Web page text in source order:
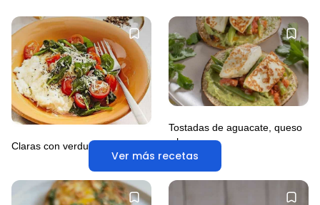
Ver más recetas
Claras con verduras
Tostadas de aguacate, queso
y huevo